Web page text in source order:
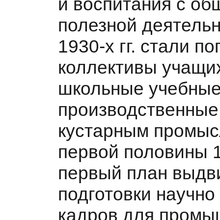
полезной
1930-х гг. стали
коллективы
школьные
кустарным
первой половины
первый план
подготовки
кадров для